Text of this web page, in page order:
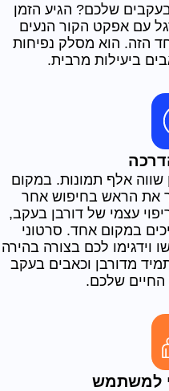
שלכם? הגיע הזמן
עם אפקט הקור הנעים
הזה. הוא מסלק נפיחות
ביעילות מרבית.
שווה אלף תמונות. במקום
את הראש בחיפוש אחר
עצמי של דורבן בעקב,
במקום אחד. סרטוני
וידגימו לכם בצורה בהירה
מדורבן וכאבים בעקב
החיים שלכם.
למשתמש